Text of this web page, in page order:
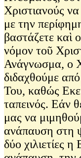
Χριστιανούς
με την
βαστάζετε καὶ
νόμον τοῦ
Ανάγνωσμα, ο
διδαχθούμε
Του, καθώς
ταπεινός. Εάν
μας να
ανάπαυση στη
δύο χιλιετίες